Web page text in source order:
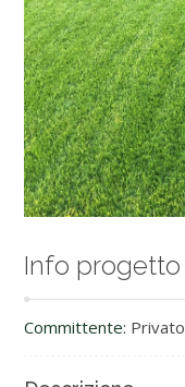
Info progetto
Committente: Privato